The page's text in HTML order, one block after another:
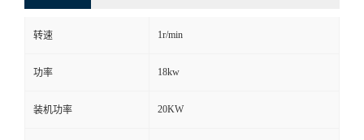
转速 1r/min
功率 18kw
装机功率 20KW